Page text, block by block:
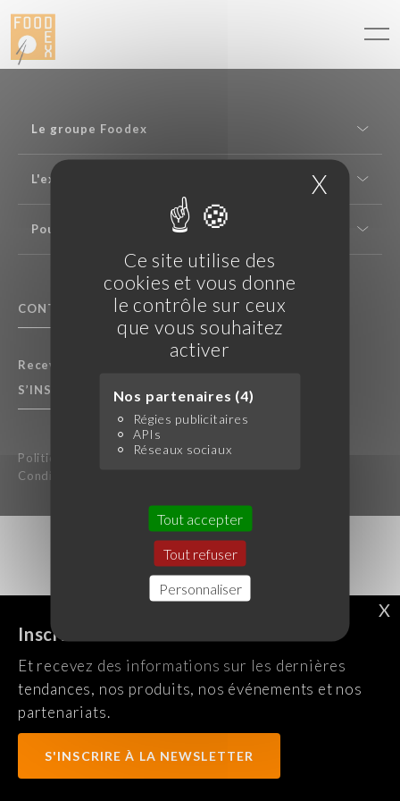
Panneau de gestion des cookies
Ce site utilise des
cookies et vous donne
le contrôle sur ceux
que vous souhaitez
activer
Nos partenaires (4)
Régies publicitaires
APIs
Réseaux sociaux
Tout accepter
Tout refuser
Personnaliser
X
Le groupe Foodex
L'expertise saké
Pour les professionnels
Recevez nos dernières actualités :
S’INSCRIRE À LA NEWSLETTER
CONTACTEZ NOUS F.A.Q.
Politique de confidentialité
Mentions légales
Conditions générales d'utilisation
X
Inscrivez-vous à notre newsletter !
Et recevez des informations sur les dernières
tendances, nos produits, nos événements et nos
partenariats.
S'INSCRIRE À LA NEWSLETTER